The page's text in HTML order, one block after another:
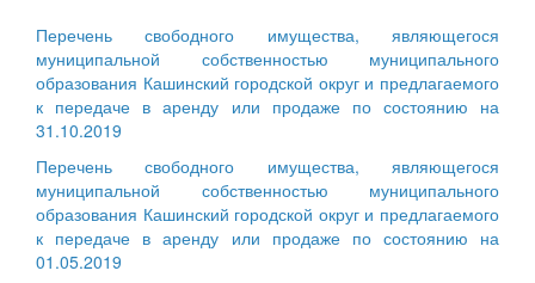
Перечень свободного имущества, являющегося
муниципальной собственностью муниципального
образования Кашинский городской округ и предлагаемого
к передаче в аренду или продаже по состоянию на
31.10.2019
Перечень свободного имущества, являющегося
муниципальной собственностью муниципального
образования Кашинский городской округ и предлагаемого
к передаче в аренду или продаже по состоянию на
01.05.2019